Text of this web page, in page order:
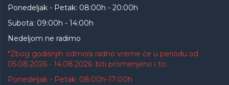
Ponedeljak - Petak: 08:00h - 20:00h
Subota: 09:00h - 14:00h
Nedeljom ne radimo
*Zbog godišnjih odmora radno vreme će u periodu od
05.08.2026 - 14.08.2026. biti promenjeno i to:
Ponedeljak - Petak: 08:00h-17:00h